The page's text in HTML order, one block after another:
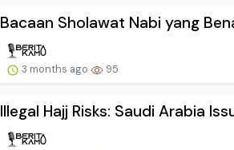
Bacaan Sholawat Nabi yang
3 months ago 95
Illegal Hajj Risks: Saudi Arabia